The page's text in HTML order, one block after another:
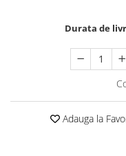
Durata de
Adauga la